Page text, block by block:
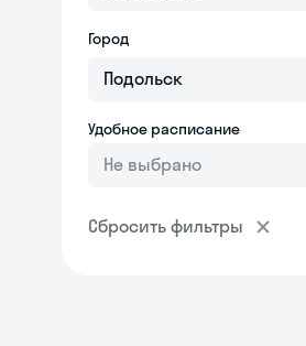
Город
Удобное расписание
Не выбрано
Сбросить фильтры